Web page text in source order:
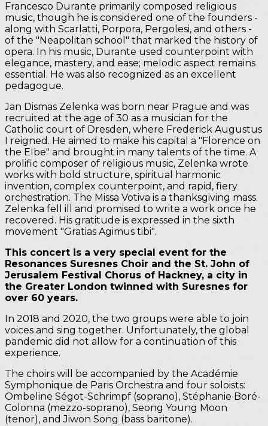
Francesco Durante primarily composed religious
music, though he is considered one of the founders -
along with Scarlatti, Porpora, Pergolesi, and others -
of the "Neapolitan school" that marked the history of
opera. In his music, Durante used counterpoint with
elegance, mastery, and ease; melodic aspect remains
essential. He was also recognized as an excellent
pedagogue.
Jan Dismas Zelenka was born near Prague and was
recruited at the age of 30 as a musician for the
Catholic court of Dresden, where Frederick Augustus
I reigned. He aimed to make his capital a "Florence on
the Elbe" and brought in many talents of the time. A
prolific composer of religious music, Zelenka wrote
works with bold structure, spiritual harmonic
invention, complex counterpoint, and rapid, fiery
orchestration. The Missa Votiva is a thanksgiving mass.
Zelenka fell ill and promised to write a work once he
recovered. His gratitude is expressed in the sixth
movement "Gratias Agimus tibi".
This concert is a very special event for the
Resonances Suresnes Choir and the St. John of
Jerusalem Festival Chorus of Hackney, a city in
the Greater London twinned with Suresnes for
over 60 years.
In 2018 and 2020, the two groups were able to join
voices and sing together. Unfortunately, the global
pandemic did not allow for a continuation of this
experience.
The choirs will be accompanied by the Académie
Symphonique de Paris Orchestra and four soloists:
Ombeline Ségot-Schrimpf (soprano), Stéphanie Boré-
Colonna (mezzo-soprano), Seong Young Moon
(tenor), and Jiwon Song (bass baritone).